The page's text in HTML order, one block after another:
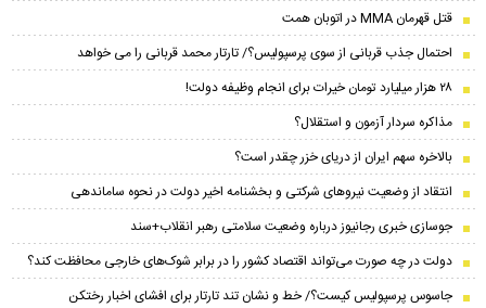
قتل قهرمان MMA در اتوبان همت
احتمال جذب قربانی از سوی پرسپولیس؟/ تارتار محمد قربانی را می خواهد
۲۸ هزار میلیارد تومان خیرات برای انجام وظیفه دولت!
مذاکره سردار آزمون و استقلال؟
بالاخره سهم ایران از دریای خزر چقدر است؟
انتقاد از وضعیت نیروهای شرکتی و بخشنامه اخیر دولت در نحوه ساماندهی
جوسازی خبری رجانیوز درباره وضعیت سلامتی رهبر انقلاب+سند
دولت در چه صورت می‌تواند اقتصاد کشور را در برابر شوک‌های خارجی محافظت کند؟
جاسوس پرسپولیس کیست؟/ خط و نشان تند تارتار برای افشای اخبار رختکن